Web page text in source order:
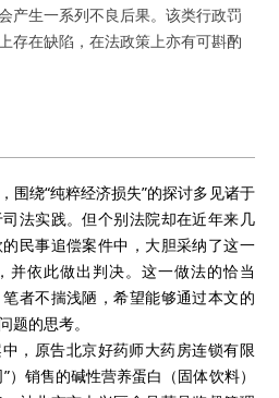
产生一系列不良后果。该类行政罚
存在缺陷，在法政策上亦有可斟酌
围绕“纯粹经济损失”的探讨多见诸于
法实践。但个别法院却在近年来几
民事追偿案件中，大胆采纳了这一
并依此做出判决。这一做法的恰当
者不揣浅陋，希望能够通过本文的
题的思考。
，原告北京好药师大药房连锁有限
）销售的碱性营养蛋白（固体饮料）